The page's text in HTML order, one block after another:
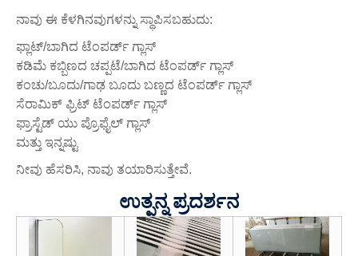
ನಾವು ಈ ಕೆಳಗಿನವುಗಳನ್ನು ಸ್ಥಾಪಿಸಬಹುದು:
ಫ್ಲಾಟ್/ಬಾಗಿದ ಟೆಂಪರ್ಡ್ ಗ್ಲಾಸ್
ಕಡಿಮೆ ಕಬ್ಬಿಣದ ಚಪ್ಪಟೆ/ಬಾಗಿದ ಟೆಂಪರ್ಡ್ ಗ್ಲಾಸ್
ಕಂಚು/ಬೂದು/ಗಾಢ ಬೂದು ಬಣ್ಣದ ಟೆಂಪರ್ಡ್ ಗ್ಲಾಸ್
ಸೆರಾಮಿಕ್ ಫ್ರಿಟ್ ಟೆಂಪರ್ಡ್ ಗ್ಲಾಸ್
ಫ್ರಾಸ್ಟೆಡ್ ಯು ಪ್ರೊಫೈಲ್ ಗ್ಲಾಸ್
ಮತ್ತು ಇನ್ನಷ್ಟು
ನೀವು ಹೆಸರಿಸಿ, ನಾವು ತಯಾರಿಸುತ್ತೇವೆ.
ಉತ್ಪನ್ನ ಪ್ರದರ್ಶನ